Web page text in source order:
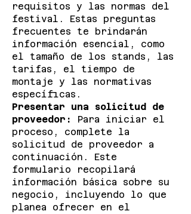
requisitos y las normas del
festival. Estas preguntas
frecuentes te brindarán
información esencial, como
el tamaño de los stands, las
tarifas, el tiempo de
montaje y las normativas
específicas.
Presentar una solicitud de
proveedor:
Para iniciar el
proceso, complete la
solicitud de proveedor a
continuación. Este
formulario recopilará
información básica sobre su
negocio, incluyendo lo que
planea ofrecer en el